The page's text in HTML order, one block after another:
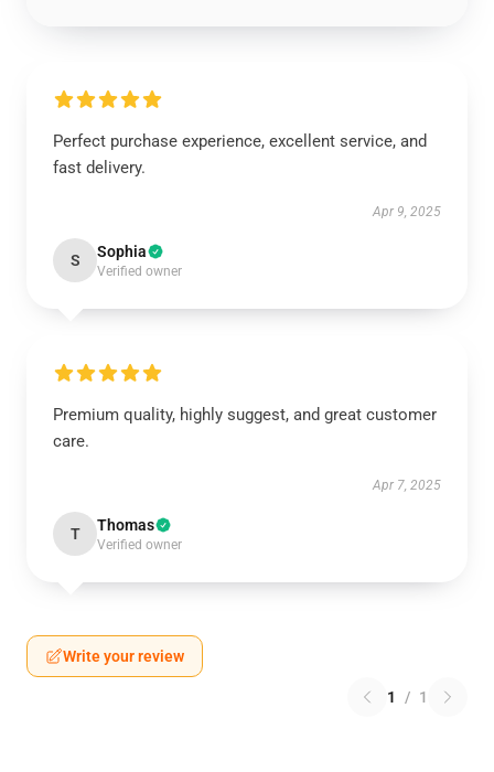
Perfect purchase experience, excellent service, and
fast delivery.
Apr 9, 2025
S Sophia
Verified owner
Premium quality, highly suggest, and great customer
care.
Apr 7, 2025
T Thomas
Verified owner
Write your review
1 / 1